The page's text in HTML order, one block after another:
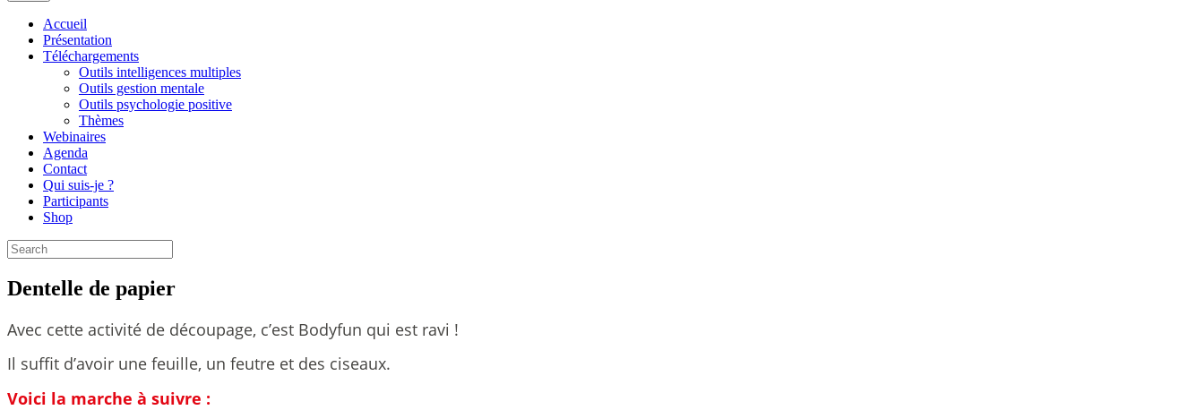
Accueil
Présentation
Téléchargements
Outils intelligences multiples
Outils gestion mentale
Outils psychologie positive
Thèmes
Webinaires
Agenda
Contact
Qui suis-je ?
Participants
Shop
Dentelle de papier
Avec cette activité de découpage, c’est Bodyfun qui est ravi !
Il suffit d’avoir une feuille, un feutre et des ciseaux.
Voici la marche à suivre :